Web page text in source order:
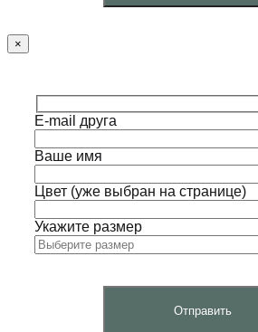
×
E-mail друга
Ваше имя
Цвет (уже выбран на странице)
Укажите размер